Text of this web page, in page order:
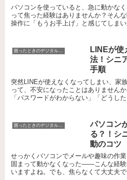
パソコンを使っていると、急に動かな
って焦った経験はありませんか？そん
操作に「もうお手上げ」と感じてしま
困ったときのデジタルお助けコーナー
LINEが使
法！シニ
手順
突然LINEが使えなくなってしまい、家
って、不安になったことはありません
「パスワードがわからない」「どうし
パソコン
る？！シ
動のコツ
せっかくパソコンでメールや趣味の作
固まって動かなくなった――こんな経験
いますよね。でも、焦らなくて大丈夫